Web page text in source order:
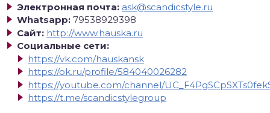
Электронная почта: ask@scandicstyle.ru
Whatsapp: 79538929398
Сайт: http://www.hauska.ru
Социальные сети:
https://vk.com/hauskansk
https://ok.ru/profile/584040026282
https://youtube.com/channel/
https://t.me/scandicstylegroup